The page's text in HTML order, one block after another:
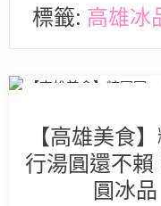
標籤: 高雄冰
【高雄美食
行湯圓還不
圓冰